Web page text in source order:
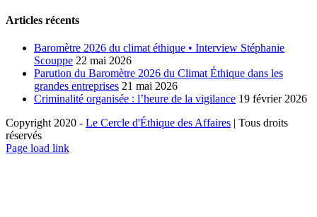
Articles récents
Baromètre 2026 du climat éthique • Interview Stéphanie
Scouppe 22 mai 2026
Parution du Baromètre 2026 du Climat Éthique dans les
grandes entreprises 21 mai 2026
Criminalité organisée : l’heure de la vigilance 19 février 2026
Copyright 2020 - Le Cercle d'Éthique des Affaires | Tous droits
réservés
LinkedIn
X
Page load link